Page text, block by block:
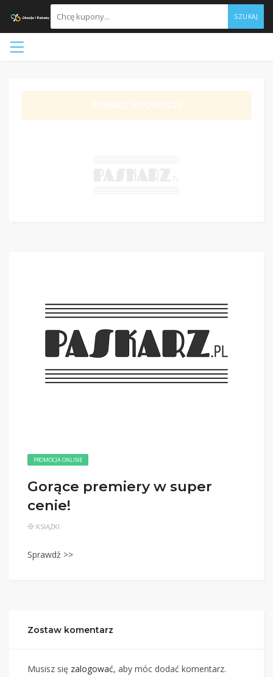
SZUKAJ
ZOBACZ PROMOCJĘ
PROMOCJA ONLINE
Gorące premiery w super
cenie!
KSIĄŻKI
Sprawdź >>
Zostaw komentarz
Musisz się zalogować, aby móc dodać komentarz.